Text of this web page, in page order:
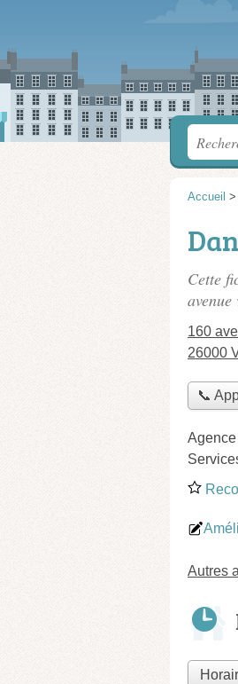
Accueil >
Cette
160
26000
📞
Autres